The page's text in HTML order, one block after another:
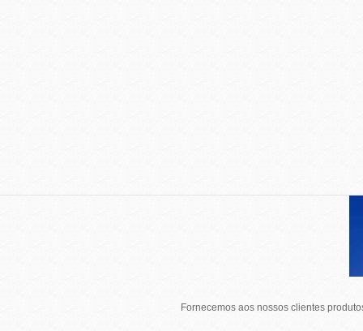
Fornecemos aos nossos clientes